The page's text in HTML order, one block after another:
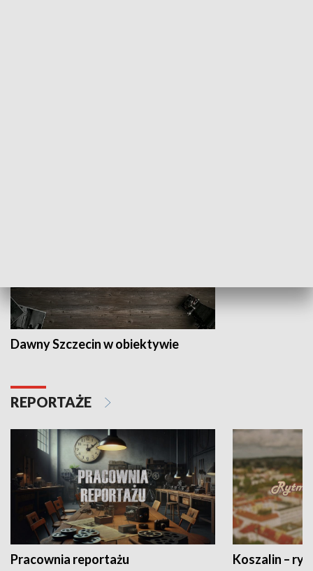
Dawny Szczecin w obiektywie
REPORTAŻE
Pracownia reportażu Koszalin –